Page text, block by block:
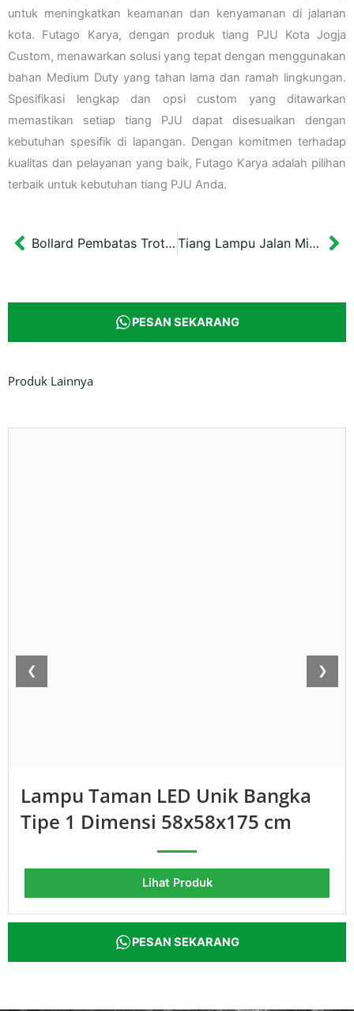
untuk meningkatkan keamanan dan kenyamanan di jalanan
kota. Futago Karya, dengan produk tiang PJU Kota Jogja
Custom, menawarkan solusi yang tepat dengan menggunakan
bahan Medium Duty yang tahan lama dan ramah lingkungan.
Spesifikasi lengkap dan opsi custom yang ditawarkan
memastikan setiap tiang PJU dapat disesuaikan dengan
kebutuhan spesifik di lapangan. Dengan komitmen terhadap
kualitas dan pelayanan yang baik, Futago Karya adalah pilihan
terbaik untuk kebutuhan tiang PJU Anda.
Prev Bollard Pembatas Trotoar Jalan Kota Surabaya 90 cm Tiang Lampu Jalan Minimalis Kamboja Banjarmasin 3 meter
PESAN SEKARANG
Produk Lainnya
❮ ❯
Lampu Taman LED Unik Bangka
Tipe 1 Dimensi 58x58x175 cm
Lihat Produk
PESAN SEKARANG